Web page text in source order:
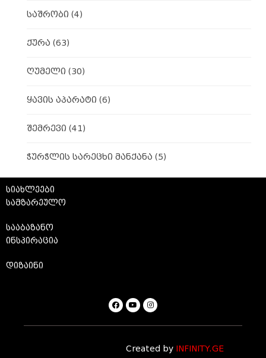
საშრობი (4)
ქურა (63)
ღუმელი (30)
ყავის აპარატი (6)
შემრევი (41)
ჭურჭლის სარეცხი მანქანა (5)
სიახლეები
სამზარეულო
სააბაზანო
ინსპირაცია
დიზაინი
Created by INFINITY.GE